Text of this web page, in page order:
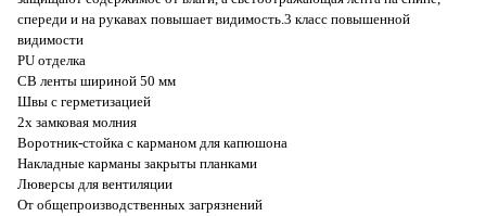
спереди и на рукавах повышает видимость.3 класс повышенной
видимости
PU отделка
СВ ленты шириной 50 мм
Швы с герметизацией
2х замковая молния
Воротник-стойка с карманом для капюшона
Накладные карманы закрыты планками
Люверсы для вентиляции
От общепроизводственных загрязнений